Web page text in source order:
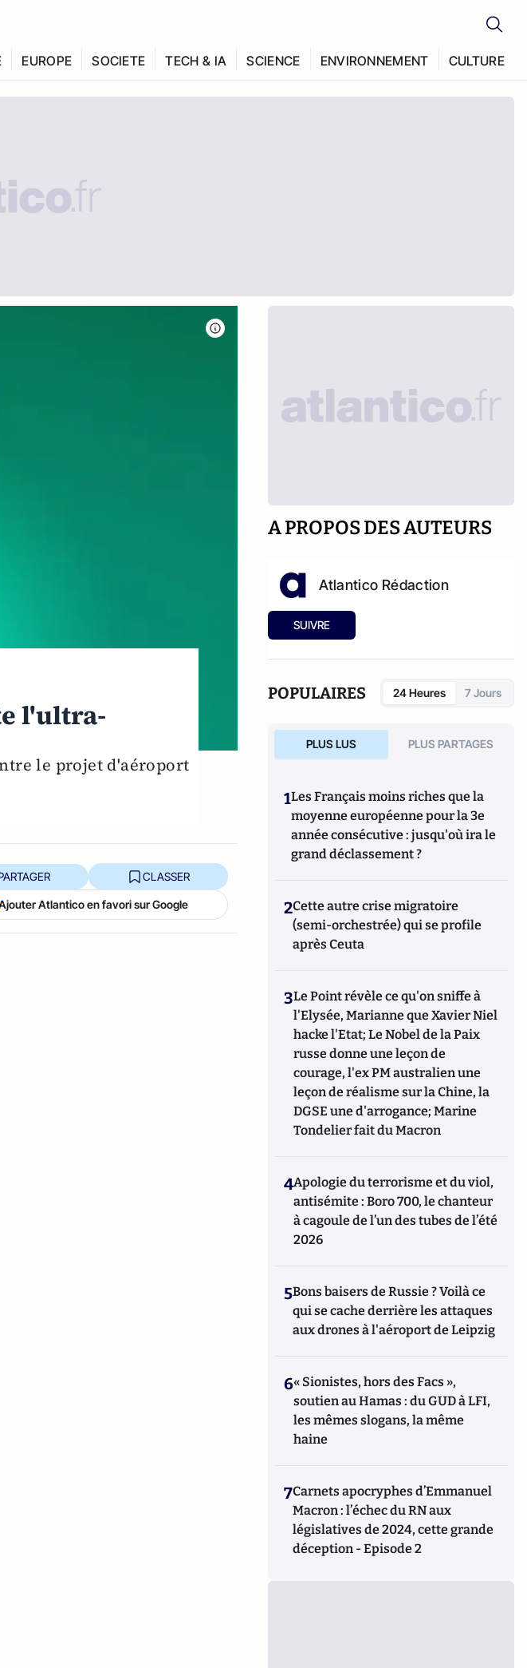
EUROPE SOCIETE TECH & IA SCIENCE ENVIRONNEMENT CULTURE
l'ultra-
le projet d'aéroport
CLASSER
Atlantico en favori sur Google
A PROPOS DES AUTEURS
Atlantico Rédaction
SUIVRE
POPULAIRES 24 Heures 7 Jours
PLUS LUS PLUS PARTAGES
1Les Français moins riches que la
moyenne européenne pour la 3e
année consécutive : jusqu'où ira le
grand déclassement ?
2Cette autre crise migratoire
(semi-orchestrée) qui se profile
après Ceuta
3Le Point révèle ce qu'on sniffe à
l'Elysée, Marianne que Xavier Niel
hacke l'Etat; Le Nobel de la Paix
russe donne une leçon de
courage, l'ex PM australien une
leçon de réalisme sur la Chine, la
DGSE une d'arrogance; Marine
Tondelier fait du Macron
4Apologie du terrorisme et du viol,
antisémite : Boro 700, le chanteur
à cagoule de l’un des tubes de l’été
2026
5Bons baisers de Russie ? Voilà ce
qui se cache derrière les attaques
aux drones à l'aéroport de Leipzig
6« Sionistes, hors des Facs »,
soutien au Hamas : du GUD à LFI,
les mêmes slogans, la même
haine
7Carnets apocryphes d’Emmanuel
Macron : l’échec du RN aux
législatives de 2024, cette grande
déception - Episode 2